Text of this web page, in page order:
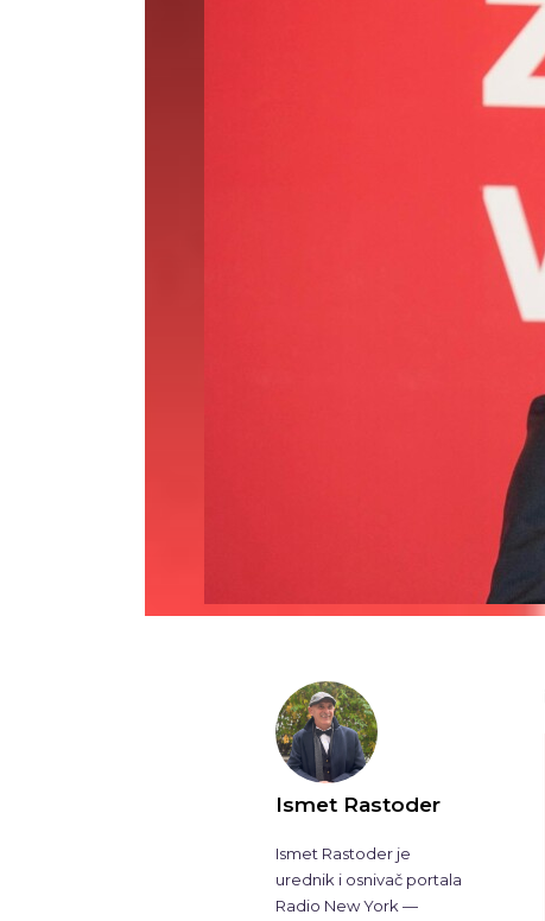
Ismet Rastoder
Ismet Rastoder je
urednik i osnivač portala
Radio New York —